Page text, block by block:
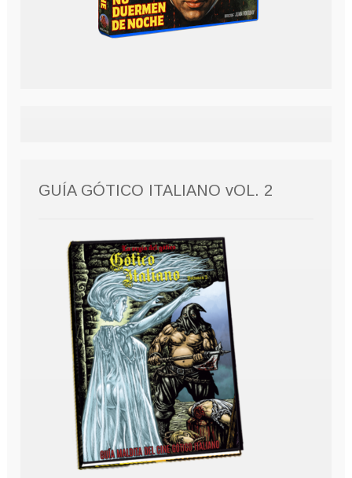
GUÍA GÓTICO ITALIANO vOL. 2